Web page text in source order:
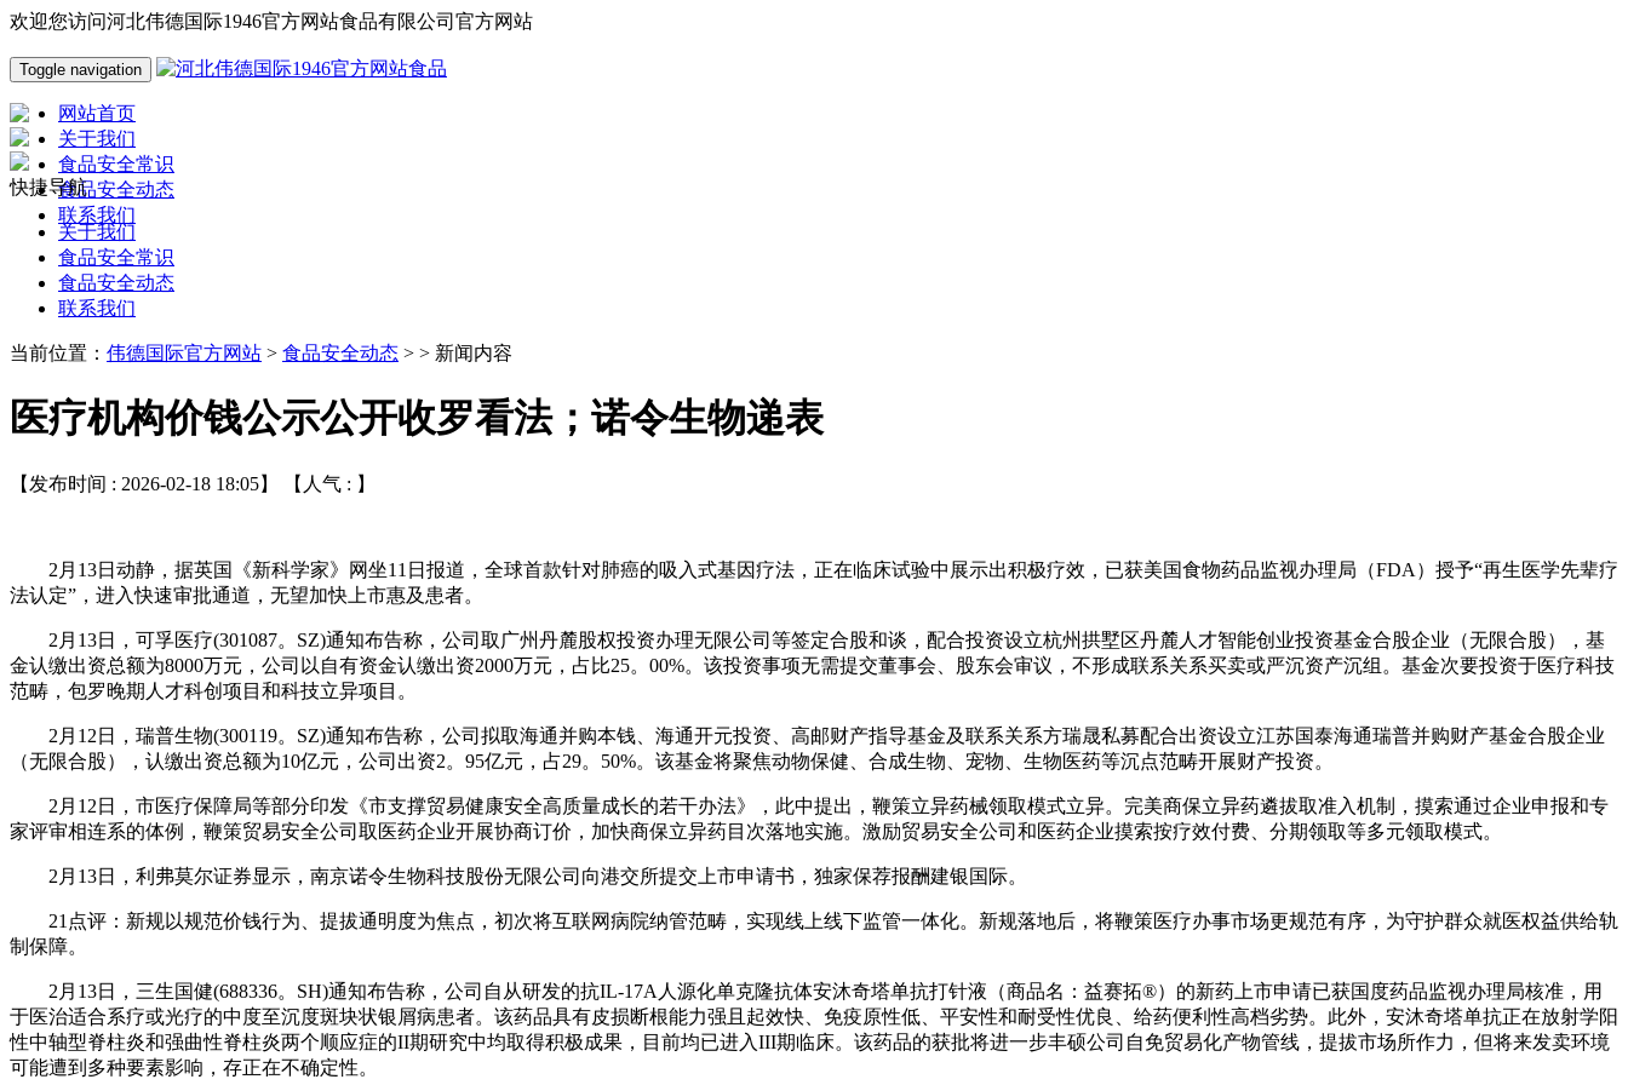
欢迎您访问河北伟德国际1946官方网站食品有限公司官方网站
Toggle navigation
网站首页
关于我们
食品安全常识
食品安全动态
联系我们
快捷导航
关于我们
食品安全常识
食品安全动态
联系我们
当前位置： 伟德国际官方网站 > 食品安全动态 > > 新闻内容
医疗机构价钱公示公开收罗看法；诺令生物递表
【发布时间 : 2026-02-18 18:05】 【人气 : 】
2月13日动静，据英国《新科学家》网坐11日报道，全球首款针对肺癌的吸入式基因疗法，正在临床试验中展示出积极疗效，已获美国食物药品监视办理局（FDA）授予“再生医学先辈疗
法认定”，进入快速审批通道，无望加快上市惠及患者。
2月13日，可孚医疗(301087。SZ)通知布告称，公司取广州丹麓股权投资办理无限公司等签定合股和谈，配合投资设立杭州拱墅区丹麓人才智能创业投资基金合股企业（无限合股），基
金认缴出资总额为8000万元，公司以自有资金认缴出资2000万元，占比25。00%。该投资事项无需提交董事会、股东会审议，不形成联系关系买卖或严沉资产沉组。基金次要投资于医疗科技
范畴，包罗晚期人才科创项目和科技立异项目。
2月12日，瑞普生物(300119。SZ)通知布告称，公司拟取海通并购本钱、海通开元投资、高邮财产指导基金及联系关系方瑞晟私募配合出资设立江苏国泰海通瑞普并购财产基金合股企业
（无限合股），认缴出资总额为10亿元，公司出资2。95亿元，占29。50%。该基金将聚焦动物保健、合成生物、宠物、生物医药等沉点范畴开展财产投资。
2月12日，市医疗保障局等部分印发《市支撑贸易健康安全高质量成长的若干办法》，此中提出，鞭策立异药械领取模式立异。完美商保立异药遴拔取准入机制，摸索通过企业申报和专
家评审相连系的体例，鞭策贸易安全公司取医药企业开展协商订价，加快商保立异药目次落地实施。激励贸易安全公司和医药企业摸索按疗效付费、分期领取等多元领取模式。
2月13日，利弗莫尔证券显示，南京诺令生物科技股份无限公司向港交所提交上市申请书，独家保荐报酬建银国际。
21点评：新规以规范价钱行为、提拔通明度为焦点，初次将互联网病院纳管范畴，实现线上线下监管一体化。新规落地后，将鞭策医疗办事市场更规范有序，为守护群众就医权益供给轨
制保障。
2月13日，三生国健(688336。SH)通知布告称，公司自从研发的抗IL-17A人源化单克隆抗体安沐奇塔单抗打针液（商品名：益赛拓®）的新药上市申请已获国度药品监视办理局核准，用
于医治适合系疗或光疗的中度至沉度斑块状银屑病患者。该药品具有皮损断根能力强且起效快、免疫原性低、平安性和耐受性优良、给药便利性高档劣势。此外，安沐奇塔单抗正在放射学阳
性中轴型脊柱炎和强曲性脊柱炎两个顺应症的II期研究中均取得积极成果，目前均已进入III期临床。该药品的获批将进一步丰硕公司自免贸易化产物管线，提拔市场所作力，但将来发卖环境
可能遭到多种要素影响，存正在不确定性。